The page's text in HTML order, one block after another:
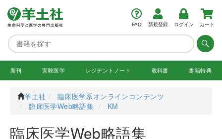
FAQ 新規登録 ログイン カート
新刊 実験医学 レジデント ノート 教科書 書籍特典
羊土社
臨床医学系オンラインコンテンツ
臨床医学Web略語集
KM
臨床医学Web略語集